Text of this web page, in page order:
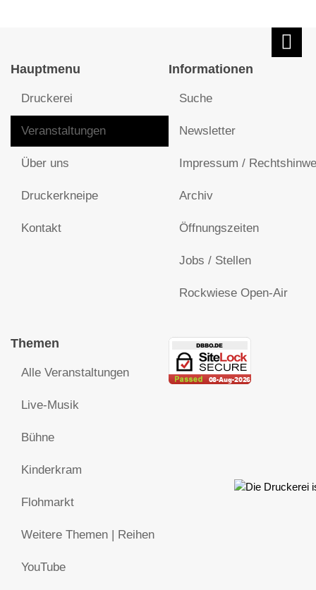
Hauptmenu
Druckerei
Veranstaltungen
Über uns
Druckerkneipe
Kontakt
Informationen
Suche
Newsletter
Impressum /
Archiv
Öffnungszeiten
Jobs / Stellen
Rockwiese Open-Air
Themen
Alle Veranstaltungen
Live-Musik
Bühne
Kinderkram
Flohmarkt
Weitere Themen | Reihen
YouTube